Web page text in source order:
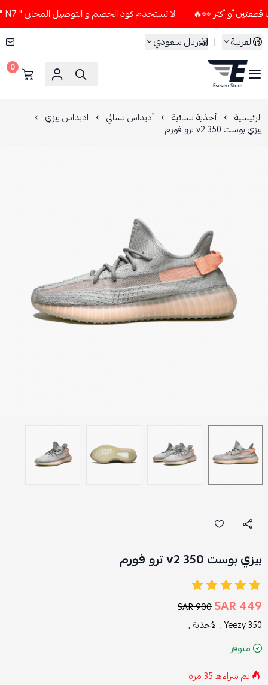
لا تستخدم كود الخصم و التوصيل المجاني " N7 " إلا إذا طلبت قطعتين أو أكثر 👀🔥
العربية
| ريال سعودي
ESEVEN STORE
0
الرئيسية أحذية نسائية أديداس نسائي اديداس ييزي
ييزي بوست 350 v2 ترو فورم
ييزي بوست 350 v2 ترو فورم
449 SAR
900 SAR
Yeezy 350 , الأحذية ,
متوفر
تم شراءه35مرة